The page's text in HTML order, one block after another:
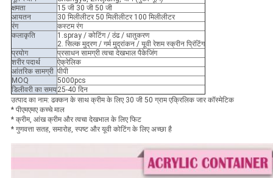
क्षमता
15 जी 30 जी 50 जी
आयतन
30 मिलीलीटर 50 मिलीलीटर 100 मिलीलीटर
रंग
कस्टम रंग
कलाकृति
1.spray / कोटिंग / ठंढ / धातुकरण
2. सिल्क मुद्रण / गर्म मुद्रांकन / यूवी रेशम स्क्रीन प्रिंटिंग
प्रयोग
प्रसाधन सामग्री त्वचा देखभाल पैकेजिंग
शरीर पदार्थ
ऐक्रेलिक
आंतरिक सामग्री पीपी
MOQ
5000pcs
डिलीवरी का समय25-40 दिन
उत्पाद का नाम: ढक्कन के साथ क्रीम के लिए 30 जी 50 ग्राम एक्रिलिक जार कॉस्मेटिक
* पीएमएमए कच्चे माल
* क्रीम, आंख क्रीम और त्वचा देखभाल के लिए फिट
* गुणवत्ता सतह, समारोह, स्पष्ट और यूवी कोटिंग के लिए अच्छा है